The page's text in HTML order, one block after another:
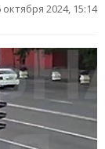
октября 2024, 15:14